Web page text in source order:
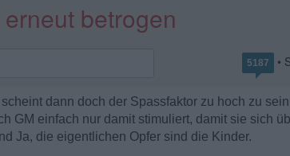
betrogen
5187 •
dann doch der Spassfaktor zu hoch zu
GM einfach nur damit stimuliert, damit sie sich
Ja, die eigentlichen Opfer sind die Kinder.